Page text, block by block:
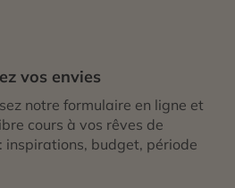
vos envies
notre formulaire en ligne et
cours à vos rêves de
inspirations, budget, période